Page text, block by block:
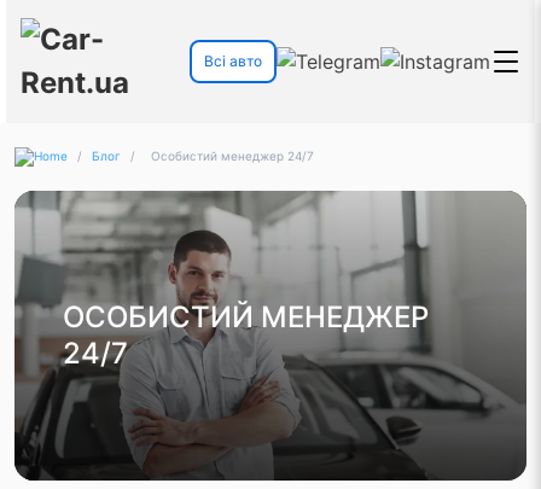
Всі авто
/ Блог / Особистий менеджер 24/7
ОСОБИСТИЙ МЕНЕДЖЕР
24/7